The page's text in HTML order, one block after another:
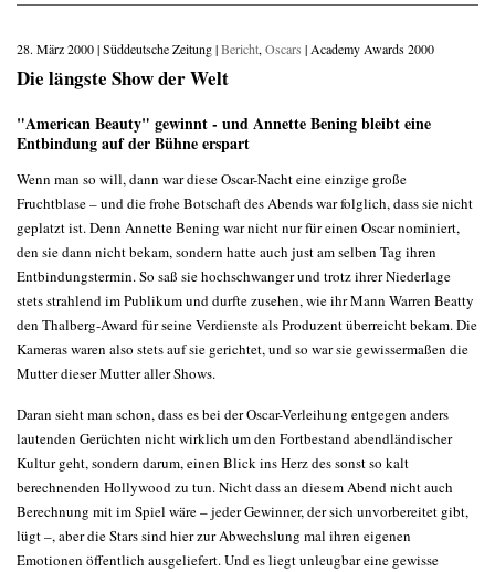
28. März 2000 | Süddeutsche Zeitung |Bericht, Oscars | Academy Awards 2000
Die längste Show der Welt
"American Beauty" gewinnt - und Annette Bening bleibt eine
Entbindung auf der Bühne erspart
Wenn man so will, dann war diese Oscar-Nacht eine einzige große
Fruchtblase – und die frohe Botschaft des Abends war folglich, dass sie nicht
geplatzt ist. Denn Annette Bening war nicht nur für einen Oscar nominiert,
den sie dann nicht bekam, sondern hatte auch just am selben Tag ihren
Entbindungstermin. So saß sie hochschwanger und trotz ihrer Niederlage
stets strahlend im Publikum und durfte zusehen, wie ihr Mann Warren Beatty
den Thalberg-Award für seine Verdienste als Produzent überreicht bekam. Die
Kameras waren also stets auf sie gerichtet, und so war sie gewissermaßen die
Mutter dieser Mutter aller Shows.
Daran sieht man schon, dass es bei der Oscar-Verleihung entgegen anders
lautenden Gerüchten nicht wirklich um den Fortbestand abendländischer
Kultur geht, sondern darum, einen Blick ins Herz des sonst so kalt
berechnenden Hollywood zu tun. Nicht dass an diesem Abend nicht auch
Berechnung mit im Spiel wäre – jeder Gewinner, der sich unvorbereitet gibt,
lügt –, aber die Stars sind hier zur Abwechslung mal ihren eigenen
Emotionen öffentlich ausgeliefert. Und es liegt unleugbar eine gewisse